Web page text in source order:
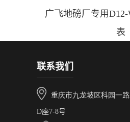
广飞地磅厂专用
表
联系我们
重庆市九龙坡区科园一
D座7-8号